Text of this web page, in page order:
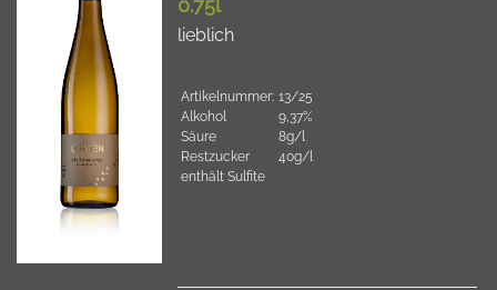
0.75l
lieblich
Artikelnummer: 13/25
Alkohol
9,37%
Säure
8g/l
Restzucker
40g/l
enthält Sulfite